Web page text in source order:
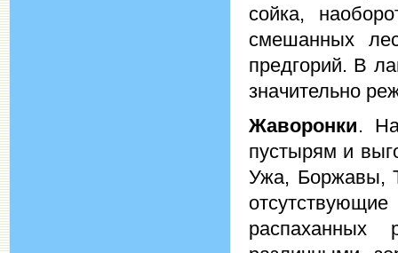
сойка,
смешанных
предгорий. В
значительно
Жаворонки.
пустырям и
Ужа, Боржавы,
распаханных